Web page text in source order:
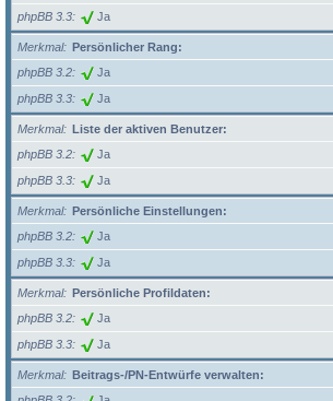
phpBB 3.3 Ja
Merkmal
Persönlicher Rang:
phpBB 3.2
Ja
phpBB 3.3 Ja
Merkmal
Liste der aktiven Benutzer:
phpBB 3.2
Ja
phpBB 3.3 Ja
Merkmal
Persönliche Einstellungen:
phpBB 3.2
Ja
phpBB 3.3 Ja
Merkmal
Persönliche Profildaten:
phpBB 3.2
Ja
phpBB 3.3 Ja
Merkmal
Beitrags-/PN-Entwürfe verwalten: